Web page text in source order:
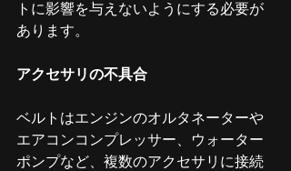
トに影響を与えないようにする必要が
あります。
アクセサリの不具合
ベルトはエンジンのオルタネーターや
エアコンコンプレッサー、ウォーター
ポンプなど、複数のアクセサリに接続